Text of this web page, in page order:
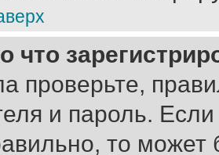
что
проверьте,
и пароль.
то может